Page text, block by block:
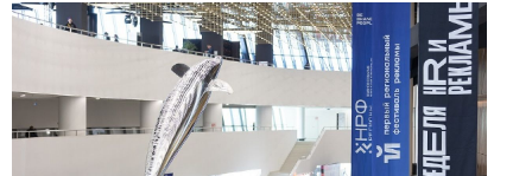
Видео
Телефон редакции:+7 495 727-01-67
Электронные почты редакции:
Информационный отдел